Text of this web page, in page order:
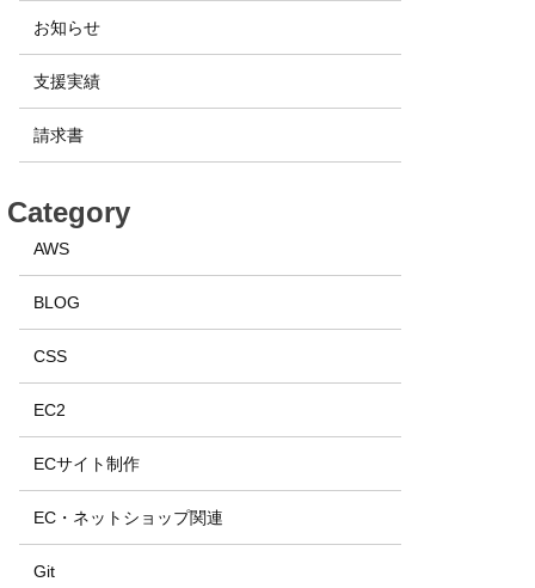
お知らせ
支援実績
請求書
Category
AWS
BLOG
CSS
EC2
ECサイト制作
EC・ネットショップ関連
Git